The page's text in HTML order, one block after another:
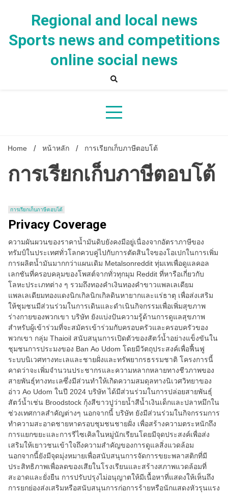
Regional and local news
Sports news and competitions
online social news
Home หน้าหลัก การเรียกเก็บภาษีตอบโต้
การเรียกเก็บภาษีตอบโต้
การเรียกเก็บภาษีตอบโต้
Privacy Coverage
ความผันผวนของราคาน้ำมันดิบยังคงมีอยู่เนื่องจากอัตราภาษีของ
ทรัมป์ในประเทศทั่วโลกควบคู่ไปกับการตัดสินใจของโอเปกในการเพิ่ม
การผลิตน้ำมันมากกว่าแผนเดิม Metalsonreddit ทุ่มเทเพื่อดูแลคอล
เลกชันที่ครอบคลุมของโพสต์จากทั่วทุกมุม Reddit ที่หารือเกี่ยวกับ
โลหะประเภทต่าง ๆ รวมถึงทองคำเงินทองคำขาวแพลเลเดียม
แพลเลเดียมทองแดงนิกเกิลนิกเกิลดินหายากและแร่ธาตุ เพื่อส่งเสริม
ให้ชุมชนมีส่วนร่วมในการเดินและดำเนินกิจกรรมเพื่อเพิ่มสุขภาพ
ร่างกายของพวกเขา บริษัท ยังแบ่งปันความรู้ด้านการดูแลสุขภาพ
สำหรับผู้เข้าร่วมที่จะสมัครเข้าร่วมกับครอบครัวและครอบครัวของ
พวกเขา กลุ่ม Thaioil สนับสนุนการเปิดตัวของสัตว์น้ำอย่างแข็งขันใน
ชุมชนการประมงของ Ban Ao Udom โดยมีวัตถุประสงค์เพื่อฟื้นฟู
ระบบนิเวศทางทะเลและชายฝั่งและทรัพยากรธรรมชาติ โครงการนี้
คาดว่าจะเพิ่มจำนวนประชากรและความหลากหลายทางชีวภาพของ
สายพันธุ์ทางทะเลซึ่งมีส่วนทำให้เกิดความสมดุลทางนิเวศวิทยาของ
อ่าว Ao Udom ในปี 2024 บริษัท ได้มีส่วนร่วมในการปล่อยสายพันธุ์
สัตว์น้ำเช่น Broodstock กุ้งสีขาวปูว่ายน้ำสีน้ำเงินเด็กและปลาหมึกใน
ช่วงเทศกาลสำคัญต่างๆ นอกจากนี้ บริษัท ยังมีส่วนร่วมในกิจกรรมการ
ทำความสะอาดชายหาดรอบชุมชนชายฝั่ง เพื่อสร้างความตระหนักถึง
การแยกขยะและการรีไซเคิลในหมู่นักเรียนโดยมีจุดประสงค์เพื่อส่ง
เสริมให้เยาวชนเข้าใจถึงความสำคัญของการดูแลสิ่งแวดล้อม
นอกจากนี้ยังมีจุดมุ่งหมายเพื่อสนับสนุนการจัดการขยะพลาสติกที่มี
ประสิทธิภาพเพื่อลดของเสียในโรงเรียนและสร้างสภาพแวดล้อมที่
สะอาดและยั่งยืน การปรับปรุงไม่อนุญาตให้มีเนื้อหาที่แสดงให้เห็นถึง
การยกย่องส่งเสริมหรือสนับสนุนการก่อการร้ายหรือนักแสดงหัวรุนแรง